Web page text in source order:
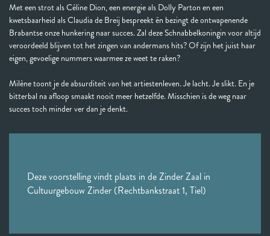
Met een strot als Céline Dion, een energie als Dolly Parton en een
kwetsbaarheid als Claudia de Breij bespreekt én bezingt de ontwapenende
Brabantse onze hunkering naar succes. Zal deze Schnabbelkoningin voor altijd
veroordeeld blijven tot het zingen van andermans hits? Of zijn het juist haar
eigen, gevoelige nummers waarmee ze weet te raken?
Milène toont je de absurditeit van het artiestenleven. Je lacht. Je slikt. En je
bitterbal na afloop smaakt nooit meer hetzelfde. Misschien is de weg naar
succes toch minder ver dan je denkt.
Deze voorstelling vindt plaats in de Zinder Zaal in
Cultuurgebouw Zinder (Rechtbankstraat 1, Tiel)